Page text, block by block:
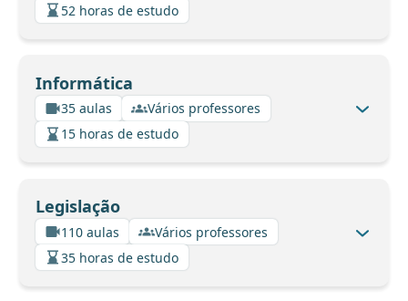
52 horas de estudo
Informática
35 aulas
Vários professores
15 horas de estudo
Legislação
110 aulas
Vários professores
35 horas de estudo